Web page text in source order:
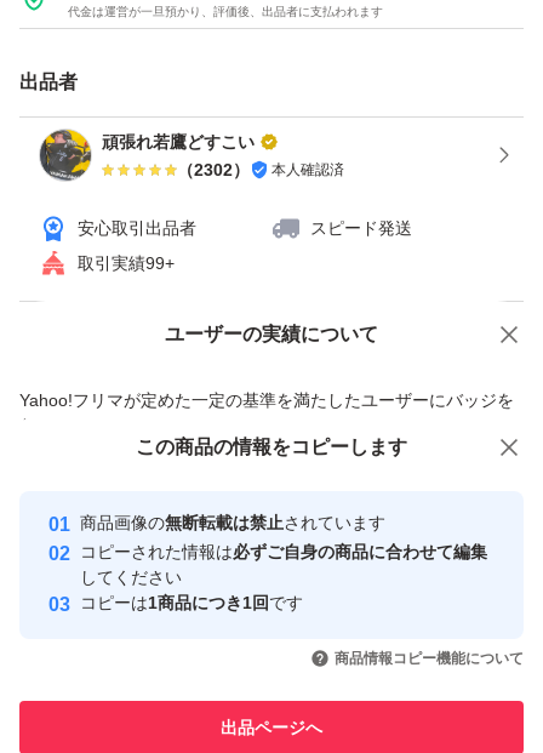
代金は運営が一旦預かり、評価後、出品者に支払われます
出品者
頑張れ若鷹どすこい
（2302） 本人確認済
安心取引出品者
スピード発送
取引実績99+
ユーザーの実績について
Yahoo!フリマが定めた一定の基準を満たしたユーザーにバッジを
付与しています
安心取引出品者
心・安全なユーザーです
取引実績
引を完了させた実績があります
での取引実績があります
価格の相談 商品への質問
この商品の情報をコピーします
商品画像の無断転載は禁止されています
コピーされた情報は必ずご自身の商品に合わせて編集
してください
コピーは1商品につき1回です
商品情報コピー機能について
出品ページへ
この商品をみている人にオススメ